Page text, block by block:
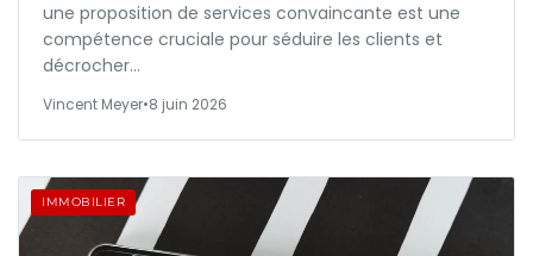
une proposition de services convaincante est une
compétence cruciale pour séduire les clients et
décrocher…
Vincent Meyer•8 juin 2026
IMMOBILIER